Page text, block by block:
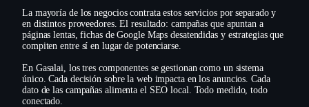
La mayoría de los negocios contrata estos servicios por separado y
en distintos proveedores. El resultado: campañas que apuntan a
páginas lentas, fichas de Google Maps desatendidas y estrategias que
compiten entre sí en lugar de potenciarse.
En Gasalai, los tres componentes se gestionan como un sistema
único. Cada decisión sobre la web impacta en los anuncios. Cada
dato de las campañas alimenta el SEO local. Todo medido, todo
conectado.